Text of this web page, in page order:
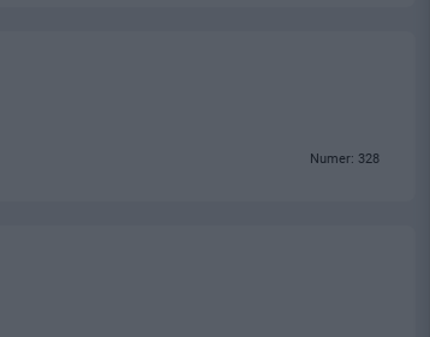
Numer: 328